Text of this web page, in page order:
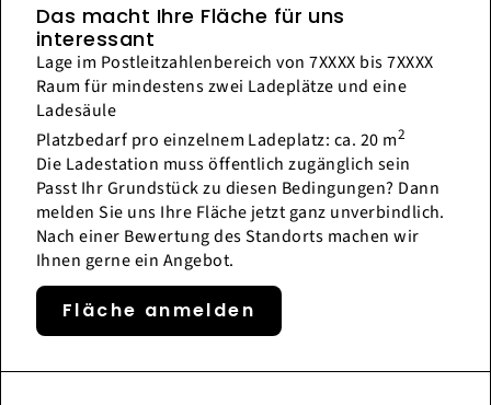
Das macht Ihre Fläche für uns
interessant
Lage im Postleitzahlenbereich von 7XXXX bis 7XXXX
Raum für mindestens zwei Ladeplätze und eine
Ladesäule
Platzbedarf pro einzelnem Ladeplatz: ca. 20 m2
Die Ladestation muss öffentlich zugänglich sein
Passt Ihr Grundstück zu diesen Bedingungen? Dann
melden Sie uns Ihre Fläche jetzt ganz unverbindlich.
Nach einer Bewertung des Standorts machen wir
Ihnen gerne ein Angebot.
Fläche anmelden